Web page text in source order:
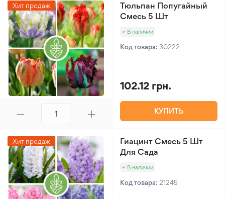
Хит продаж
Тюльпан Попугайный
Смесь 5 Шт
В наличии
Код товара: 30222
102.12 грн.
КУПИТЬ
Хит продаж
Гиацинт Смесь 5 Шт
Для Сада
В наличии
Код товара: 21245